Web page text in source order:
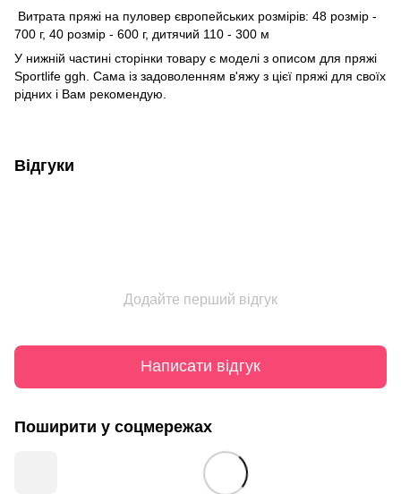
Витрата пряжі на пуловер європейських розмірів: 48 розмір -
700 г, 40 розмір - 600 г, дитячий 110 - 300 м
У нижній частині сторінки товару є моделі з описом для пряжі
Sportlife ggh. Сама із задоволенням в'яжу з цієї пряжі для своїх
рідних і Вам рекомендую.
Відгуки
Додайте перший відгук
Написати відгук
Поширити у соцмережах